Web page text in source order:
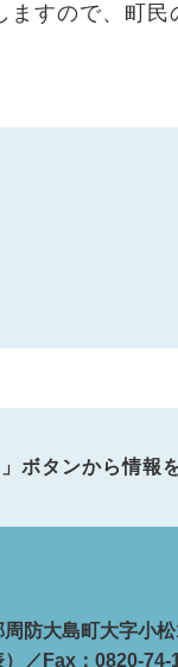
ますので、町民
ボタンから情報
防大島町大字小
／Fax：0820-74-